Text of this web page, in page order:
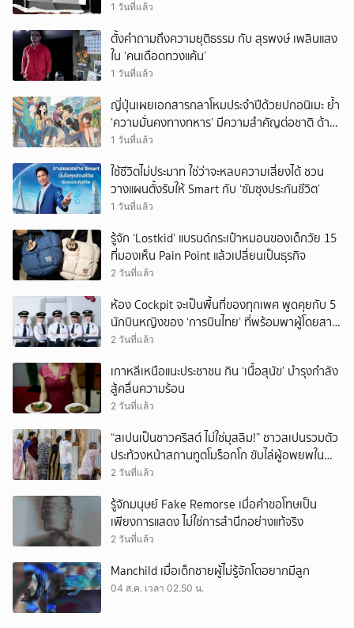
‘สัญญามาตรฐาน’
1 วันที่แล้ว
ตั้งคำถามถึงความยุติธรรม กับ สุรพงษ์ เพลินแสง
ใน ‘คนเดือดทวงแค้น’
1 วันที่แล้ว
ญี่ปุ่นเผยเอกสารกลาโหมประจำปีด้วยปกอนิเมะ ย้ำ
‘ความมั่นคงทางทหาร’ มีความสำคัญต่อชาติ ด้าน
จีนเตือน ขออย่าซ้ำรอยประวัติศาสตร์
1 วันที่แล้ว
ใช้ชีวิตไม่ประมาท ใช่ว่าจะหลบความเสี่ยงได้ ชวน
วางแผนตั้งรับให้ Smart กับ ‘ซัมซุงประกันชีวิต’
1 วันที่แล้ว
รู้จัก ‘Lostkid’ แบรนด์กระเป๋าหมอนของเด็กวัย 15
ที่มองเห็น Pain Point แล้วเปลี่ยนเป็นธุรกิจ
2 วันที่แล้ว
ห้อง Cockpit จะเป็นพื้นที่ของทุกเพศ พูดคุยกับ 5
นักบินหญิงของ ‘การบินไทย’ ที่พร้อมพาผู้โดยสาร
บินไปทั่วโลก
2 วันที่แล้ว
เกาหลีเหนือแนะประชาชน กิน ‘เนื้อสุนัข’ บำรุงกำลัง
สู้คลื่นความร้อน
2 วันที่แล้ว
“สเปนเป็นชาวคริสต์ ไม่ใช่มุสลิม!” ชาวสเปนรวมตัว
ประท้วงหน้าสถานทูตโมร็อกโก ขับไล่ผู้อพยพใน
เมืองเซวตาออกนอกประเทศ
2 วันที่แล้ว
รู้จักมนุษย์ Fake Remorse เมื่อคำขอโทษเป็น
เพียงการแสดง ไม่ใช่การสำนึกอย่างแท้จริง
2 วันที่แล้ว
Manchild เมื่อเด็กชายผู้ไม่รู้จักโตอยากมีลูก
04 ส.ค. เวลา 02.50 น.